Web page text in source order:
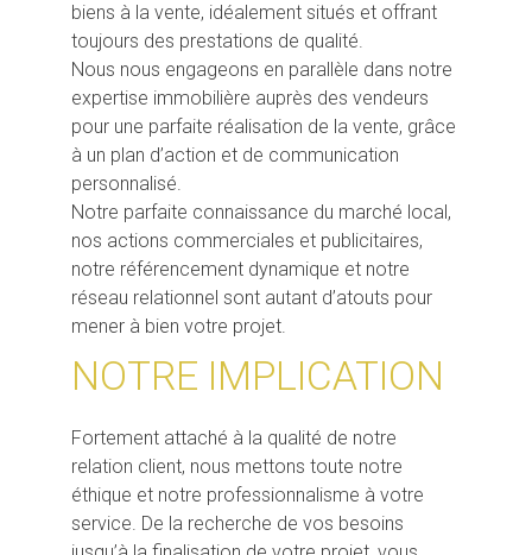
biens à la vente, idéalement situés et offrant
toujours des prestations de qualité.
Nous nous engageons en parallèle dans notre
expertise immobilière auprès des vendeurs
pour une parfaite réalisation de la vente, grâce
à un plan d’action et de communication
personnalisé.
Notre parfaite connaissance du marché local,
nos actions commerciales et publicitaires,
notre référencement dynamique et notre
réseau relationnel sont autant d’atouts pour
mener à bien votre projet.
NOTRE IMPLICATION
Fortement attaché à la qualité de notre
relation client, nous mettons toute notre
éthique et notre professionnalisme à votre
service. De la recherche de vos besoins